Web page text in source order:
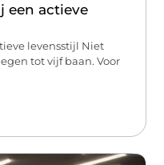
een actieve
levensstijl Niet
tot vijf baan. Voor